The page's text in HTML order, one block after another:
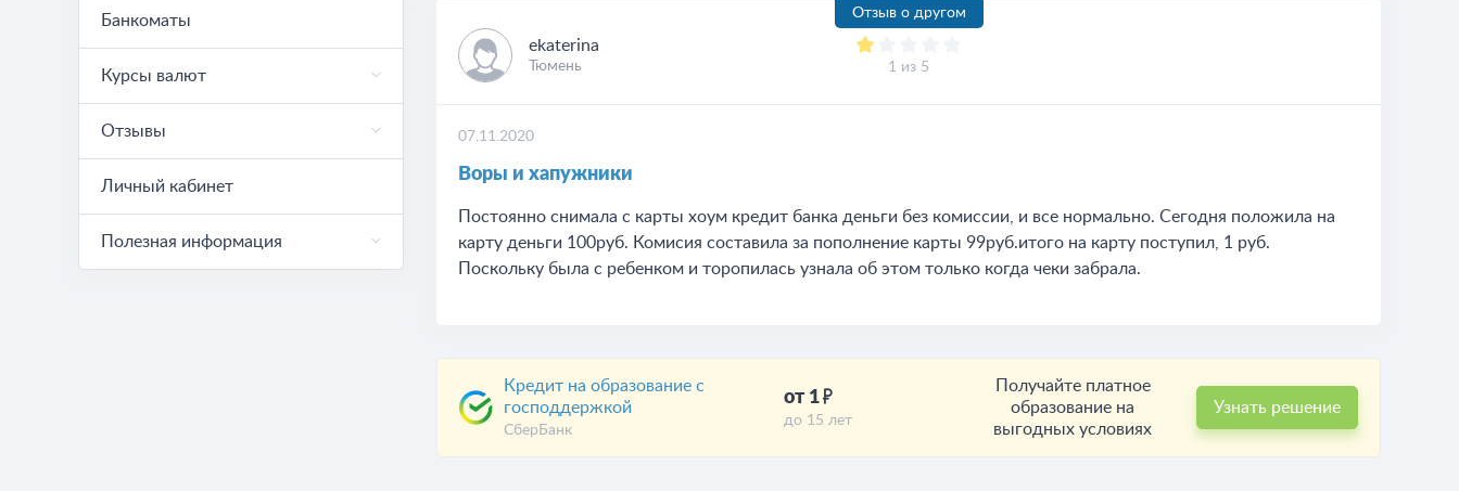
Банкоматы
Курсы валют
Отзывы
Личный кабинет
Полезная информация
Отзыв о другом
ekaterina
Тюмень 1 из 5
07.11.2020
Воры и хапужники
Постоянно снимала с карты хоум кредит банка деньги без комиссии, и все нормально. Сегодня положила на
карту деньги 100руб. Комисия составила за пополнение карты 99руб.итого на карту поступил, 1 руб.
Поскольку была с ребенком и торопилась узнала об этом только когда чеки забрала.
Кредит на образование с
господдержкой
СберБанк
от 1
до 15 лет
Получайте платное
образование на
выгодных условиях
Узнать решение